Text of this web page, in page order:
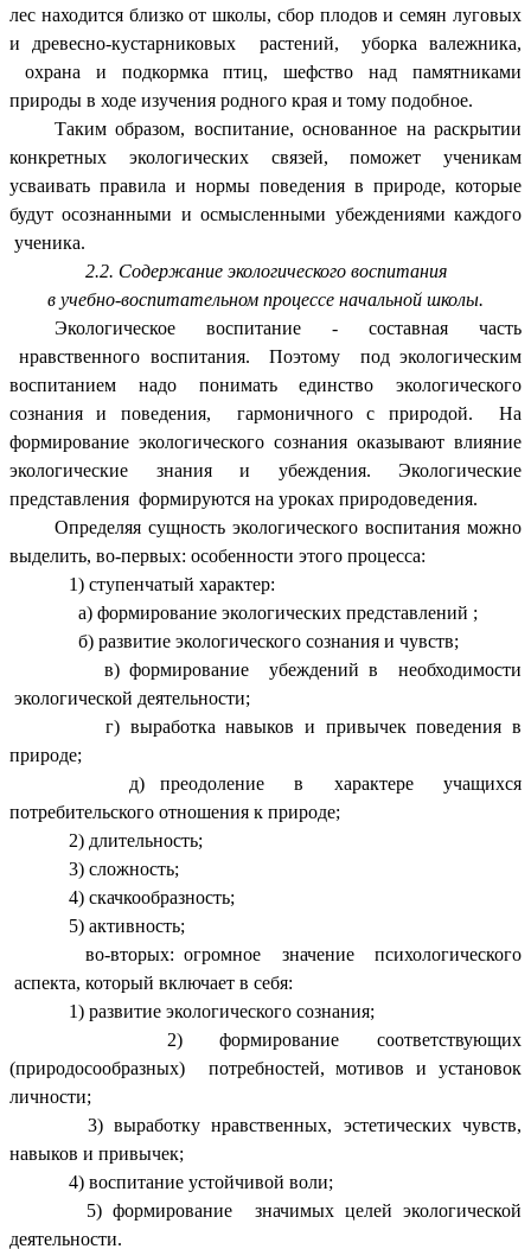
лес находится близко от школы, сбор плодов и семян луговых
и древесно-кустарниковых растений, уборка валежника,
охрана и подкормка птиц, шефство над памятниками
природы в ходе изучения родного края и тому подобное.
Таким образом, воспитание, основанное на раскрытии
конкретных экологических связей, поможет ученикам
усваивать правила и нормы поведения в природе, которые
будут осознанными и осмысленными убеждениями каждого
ученика.
2.2. Содержание экологического воспитания
в учебно-воспитательном процессе начальной школы.
Экологическое воспитание - составная часть
нравственного воспитания. Поэтому под экологическим
воспитанием надо понимать единство экологического
сознания и поведения, гармоничного с природой. На
формирование экологического сознания оказывают влияние
экологические знания и убеждения. Экологические
представления формируются на уроках природоведения.
Определяя сущность экологического воспитания можно
выделить, во-первых: особенности этого процесса:
1) ступенчатый характер:
а) формирование экологических представлений ;
б) развитие экологического сознания и чувств;
в) формирование убеждений в необходимости
экологической деятельности;
г) выработка навыков и привычек поведения в
природе;
д) преодоление в характере учащихся
потребительского отношения к природе;
2) длительность;
3) сложность;
4) скачкообразность;
5) активность;
во-вторых: огромное значение психологического
аспекта, который включает в себя:
1) развитие экологического сознания;
2) формирование соответствующих
(природосообразных) потребностей, мотивов и установок
личности;
3) выработку нравственных, эстетических чувств,
навыков и привычек;
4) воспитание устойчивой воли;
5) формирование значимых целей экологической
деятельности.